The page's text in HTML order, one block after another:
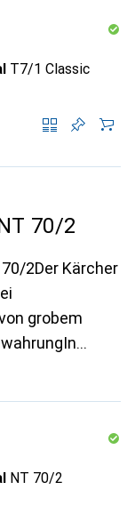
T7/1 Classic
70/2
2Der Kärcher
grobem
NT 70/2